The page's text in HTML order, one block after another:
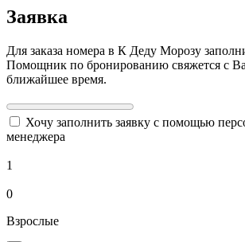
Заявка
Для заказа номера в К Деду Морозу
Помощник по бронированию свяжется с
ближайшее время.
Хочу заполнить заявку с помощью
менеджера
1
0
Взрослые